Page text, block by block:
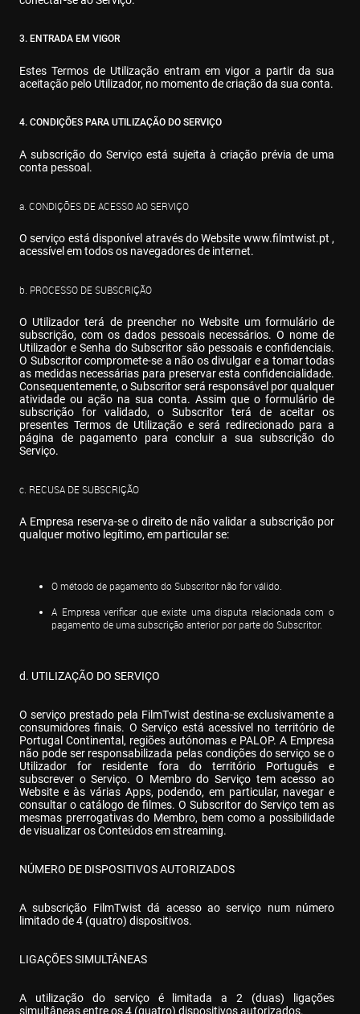
3. ENTRADA EM VIGOR
Estes Termos de Utilização entram em vigor a partir da sua
aceitação pelo Utilizador, no momento de criação da sua conta.
4. CONDIÇÕES PARA UTILIZAÇÃO DO SERVIÇO
A subscrição do Serviço está sujeita à criação prévia de uma
conta pessoal.
a. CONDIÇÕES DE ACESSO AO SERVIÇO
O serviço está disponível através do Website www.filmtwist.pt ,
acessível em todos os navegadores de internet.
b. PROCESSO DE SUBSCRIÇÃO
O Utilizador terá de preencher no Website um formulário de
subscrição, com os dados pessoais necessários. O nome de
Utilizador e Senha do Subscritor são pessoais e confidenciais.
O Subscritor compromete-se a não os divulgar e a tomar todas
as medidas necessárias para preservar esta confidencialidade.
Consequentemente, o Subscritor será responsável por qualquer
atividade ou ação na sua conta. Assim que o formulário de
subscrição for validado, o Subscritor terá de aceitar os
presentes Termos de Utilização e será redirecionado para a
página de pagamento para concluir a sua subscrição do
Serviço.
c. RECUSA DE SUBSCRIÇÃO
A Empresa reserva-se o direito de não validar a subscrição por
qualquer motivo legítimo, em particular se:
O método de pagamento do Subscritor não for válido.
A Empresa verificar que existe uma disputa relacionada com o
pagamento de uma subscrição anterior por parte do Subscritor.
d. UTILIZAÇÃO DO SERVIÇO
O serviço prestado pela FilmTwist destina-se exclusivamente a
consumidores finais. O Serviço está acessível no território de
Portugal Continental, regiões autónomas e PALOP. A Empresa
não pode ser responsabilizada pelas condições do serviço se o
Utilizador for residente fora do território Português e
subscrever o Serviço. O Membro do Serviço tem acesso ao
Website e às várias Apps, podendo, em particular, navegar e
consultar o catálogo de filmes. O Subscritor do Serviço tem as
mesmas prerrogativas do Membro, bem como a possibilidade
de visualizar os Conteúdos em streaming.
NÚMERO DE DISPOSITIVOS AUTORIZADOS
A subscrição FilmTwist dá acesso ao serviço num número
limitado de 4 (quatro) dispositivos.
LIGAÇÕES SIMULTÂNEAS
A utilização do serviço é limitada a 2 (duas) ligações
simultâneas entre os 4 (quatro) dispositivos autorizados.